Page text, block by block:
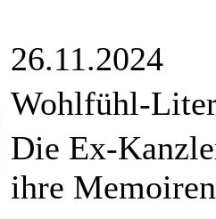
26.11.2024
Wohlfühl-
Die Ex-
ihre